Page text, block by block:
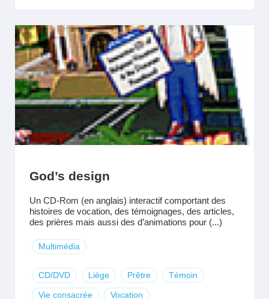
God’s design
Un CD-Rom (en anglais) interactif comportant des
histoires de vocation, des témoignages, des articles,
des prières mais aussi des d’animations pour (...)
Multimédia
CD/DVD Liège Prêtre Témoin
Vie consacrée Vocation